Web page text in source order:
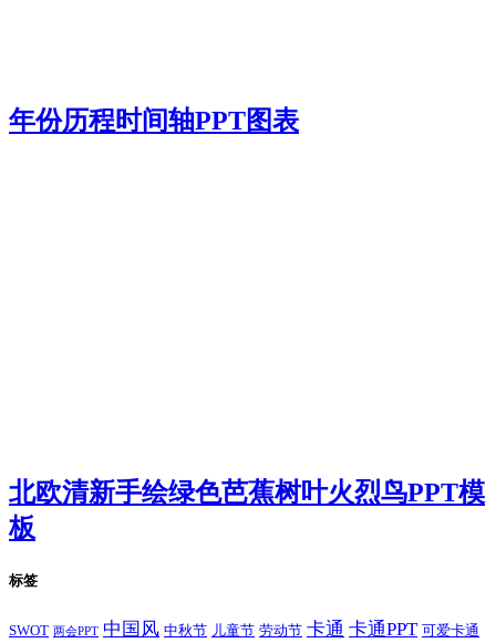
年份历程时间轴PPT图表
北欧清新手绘绿色芭蕉树叶火烈鸟PPT模
板
标签
SWOT 两会PPT 中国风 中秋节 儿童节 劳动节 卡通 卡通PPT 可爱卡通